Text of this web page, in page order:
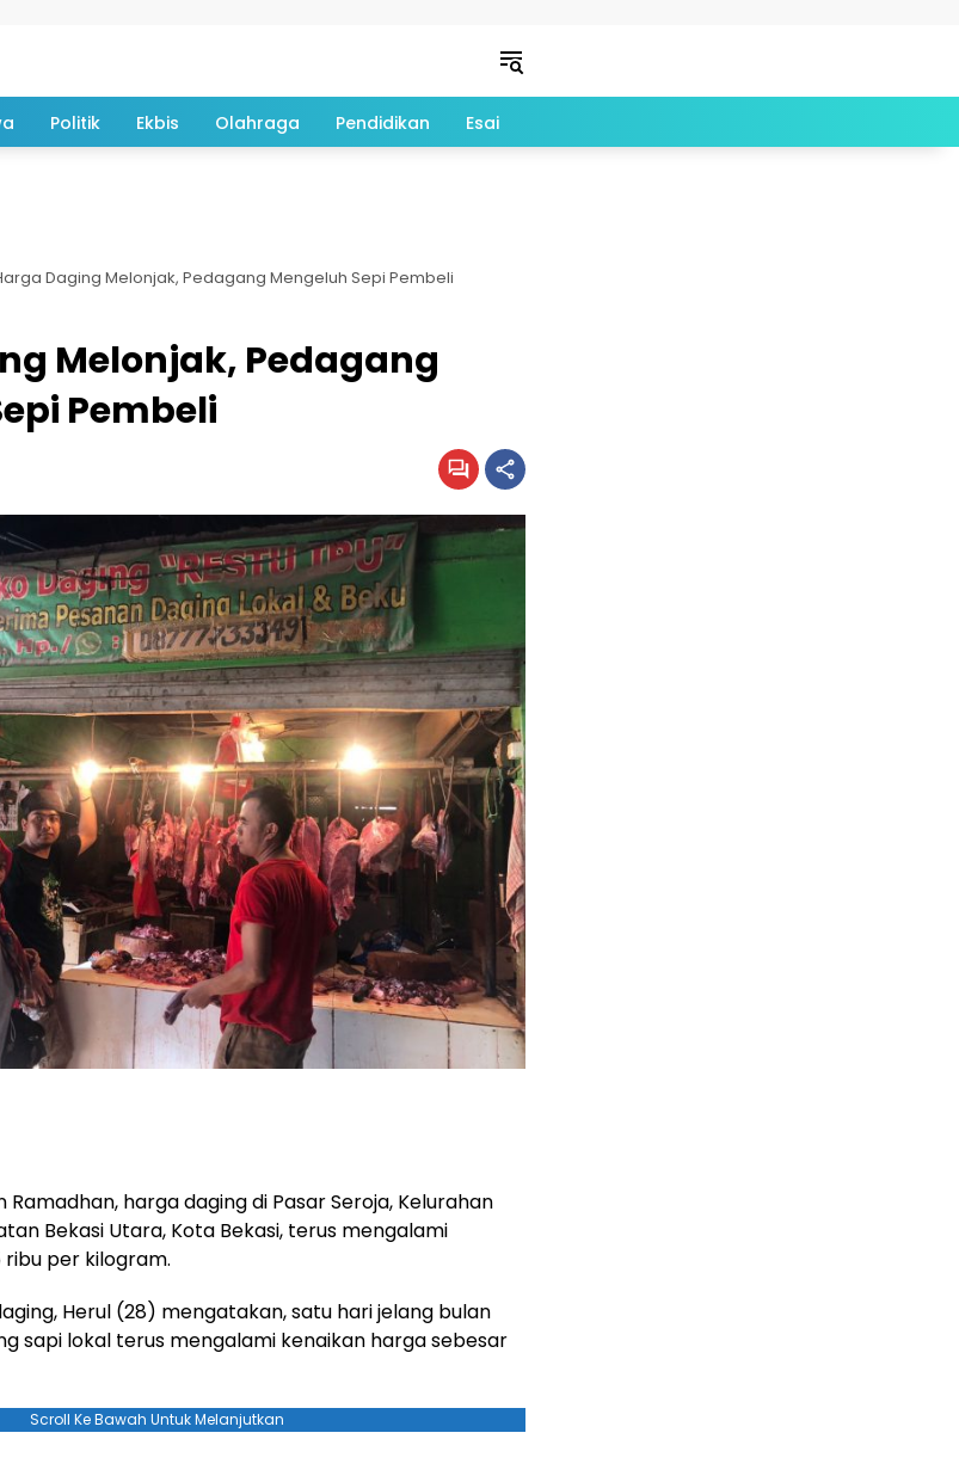
Politik Ekbis Olahraga Pendidikan Esai
Daging Melonjak, Pedagang Mengeluh Sepi Pembeli
Melonjak, Pedagang
Pembeli
harga daging di Pasar Seroja, Kelurahan
Bekasi Utara, Kota Bekasi, terus mengalami
ribu per kilogram.
Herul (28) mengatakan, satu hari jelang bulan
sapi lokal terus mengalami kenaikan harga sebesar
Scroll Ke Bawah Untuk Melanjutkan